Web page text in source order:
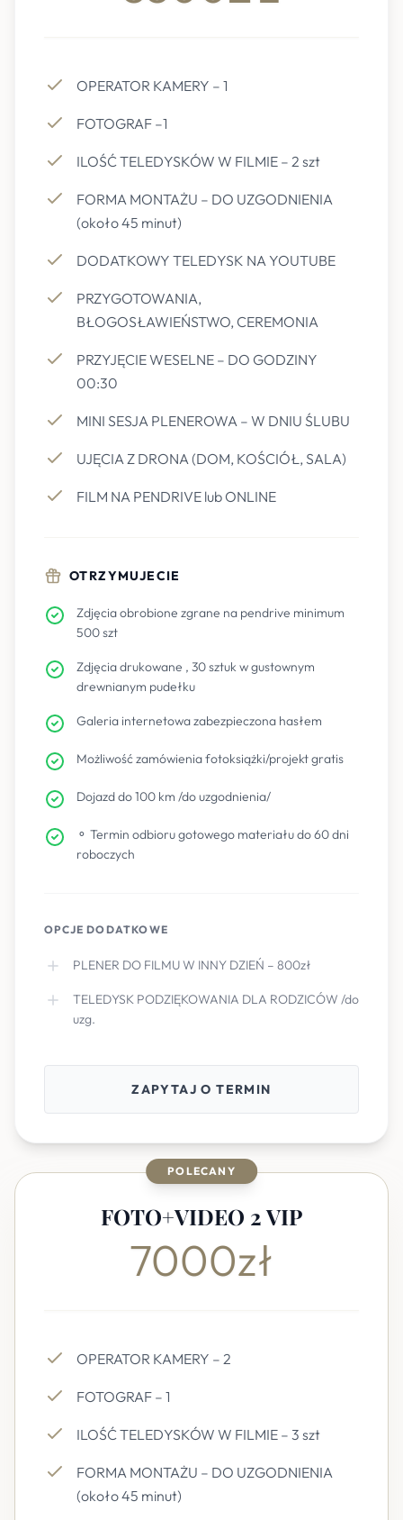
OPERATOR KAMERY – 1
FOTOGRAF –1
ILOŚĆ TELEDYSKÓW W FILMIE – 2 szt
FORMA MONTAŻU – DO UZGODNIENIA
(około 45 minut)
DODATKOWY TELEDYSK NA YOUTUBE
PRZYGOTOWANIA,
BŁOGOSŁAWIEŃSTWO, CEREMONIA
PRZYJĘCIE WESELNE – DO GODZINY
00:30
MINI SESJA PLENEROWA – W DNIU ŚLUBU
UJĘCIA Z DRONA (DOM, KOŚCIÓŁ, SALA)
FILM NA PENDRIVE lub ONLINE
OTRZYMUJECIE
Zdjęcia obrobione zgrane na pendrive minimum
500 szt
Zdjęcia drukowane , 30 sztuk w gustownym
drewnianym pudełku
Galeria internetowa zabezpieczona hasłem
Możliwość zamówienia fotoksiążki/projekt gratis
Dojazd do 100 km /do uzgodnienia/
⚬ Termin odbioru gotowego materiału do 60 dni
roboczych
OPCJE DODATKOWE
PLENER DO FILMU W INNY DZIEŃ – 800zł
TELEDYSK PODZIĘKOWANIA DLA RODZICÓW /do
uzg.
ZAPYTAJ O TERMIN
POLECANY
FOTO+VIDEO 2 VIP
7000zł
OPERATOR KAMERY – 2
FOTOGRAF – 1
ILOŚĆ TELEDYSKÓW W FILMIE – 3 szt
FORMA MONTAŻU – DO UZGODNIENIA
(około 45 minut)